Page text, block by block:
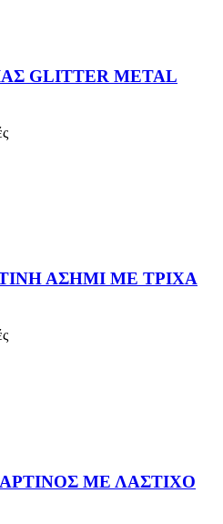
GLITTER METAL
ΑΣΗΜΙ ΜΕ ΤΡΙΧΑ
ΜΕ ΛΑΣΤΙΧΟ